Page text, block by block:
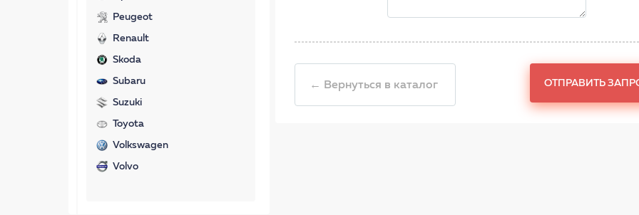
Peugeot
Renault
Skoda
Subaru
Suzuki
Toyota
Volkswagen
Volvo
← Вернуться в каталог ОТПРАВИТЬ